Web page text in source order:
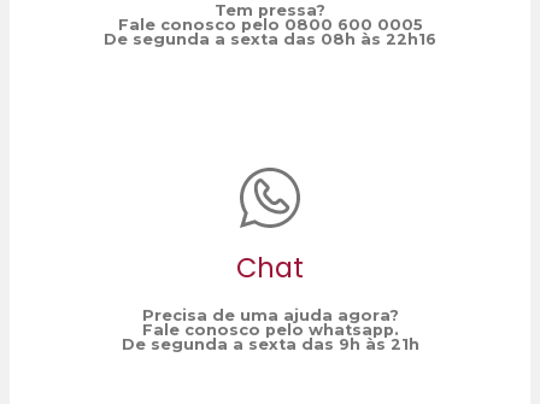
Tem pressa?
Fale conosco pelo 0800 600 0005
De segunda a sexta das 08h às 22h16
Chat
Precisa de uma ajuda agora?
Fale conosco pelo whatsapp.
De segunda a sexta das 9h às 21h